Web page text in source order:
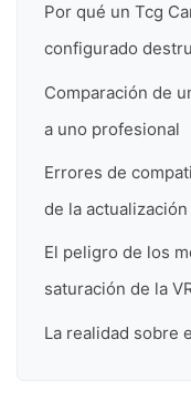
Por qué un Tcg
configurado
Comparación de
a uno profesional
Errores de
de la
El peligro de los
saturación de la
La realidad sobre